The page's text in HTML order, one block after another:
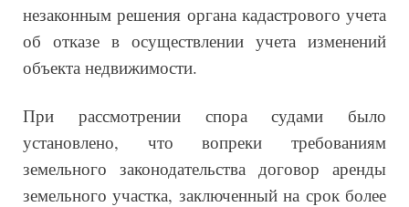
незаконным решения органа кадастрового учета
об отказе в осуществлении учета изменений
объекта недвижимости.
При рассмотрении спора судами было
установлено, что вопреки требованиям
земельного законодательства договор аренды
земельного участка, заключенный на срок более